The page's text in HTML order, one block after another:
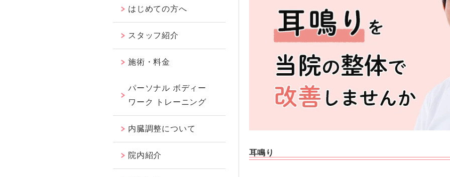
耳鳴り
はじめての方へ
スタッフ紹介
施術・料金
パーソナル ボディー
ワーク トレーニング
内臓調整について
院内紹介